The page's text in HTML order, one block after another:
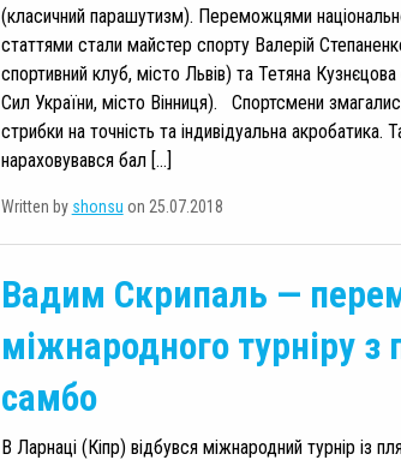
(класичний парашутизм). Переможцями
статтями стали майстер спорту Валерій
спортивний клуб, місто Львів) та Тетяна
Сил України, місто Вінниця). Спортсмени
стрибки на точність та індивідуальна акробатика.
нараховувався бал […]
Written by shonsu on 25.07.2018
Вадим Скрипаль —
міжнародного турніру з
самбо
В Ларнаці (Кіпр) відбувся міжнародний турнір із